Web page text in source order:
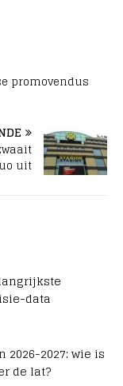
promovendus
uit
data
2027: wie is
de lat?